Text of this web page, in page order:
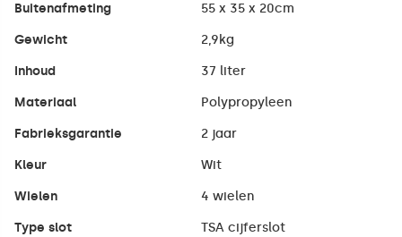
Buitenafmeting 55 x 35 x 20cm
Gewicht 2,9kg
Inhoud 37 liter
Materiaal Polypropyleen
Fabrieksgarantie 2 jaar
Kleur Wit
Wielen 4 wielen
Type slot TSA cijferslot